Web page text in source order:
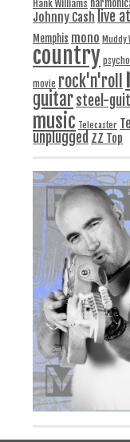
Hank Williams
Johnny Cash live
Memphis mono Muddy
country
movie rock'n'roll
guitarsteel-
music Telecaster
unplugged ZZ Top